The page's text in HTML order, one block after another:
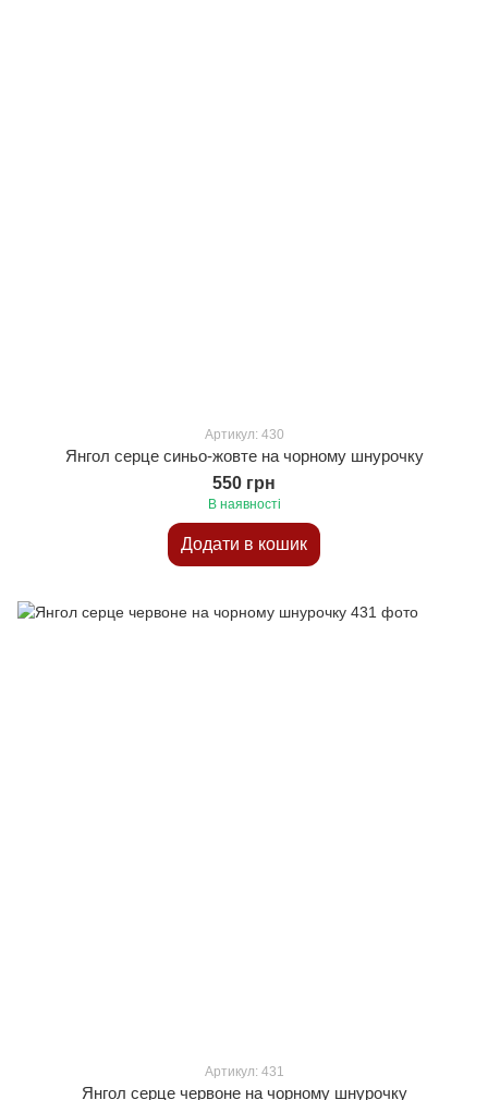
Артикул: 430
Янгол серце синьо-жовте на чорному шнурочку
550 грн
В наявності
Додати в кошик
Артикул: 431
Янгол серце червоне на чорному шнурочку